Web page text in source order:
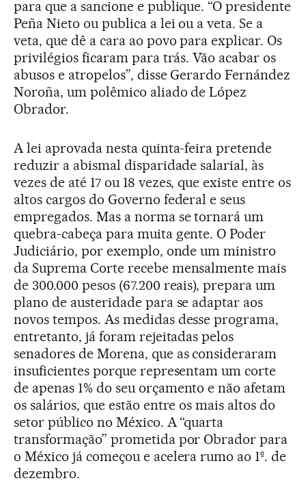
para que a sancione e publique. “O presidente
Peña Nieto ou publica a lei ou a veta. Se a
veta, que dê a cara ao povo para explicar. Os
privilégios ficaram para trás. Vão acabar os
abusos e atropelos”, disse Gerardo Fernández
Noroña, um polêmico aliado de López
Obrador.
A lei aprovada nesta quinta-feira pretende
reduzir a abismal disparidade salarial, às
vezes de até 17 ou 18 vezes, que existe entre os
altos cargos do Governo federal e seus
empregados. Mas a norma se tornará um
quebra-cabeça para muita gente. O Poder
Judiciário, por exemplo, onde um ministro
da Suprema Corte recebe mensalmente mais
de 300.000 pesos (67.200 reais), prepara um
plano de austeridade para se adaptar aos
novos tempos. As medidas desse programa,
entretanto, já foram rejeitadas pelos
senadores de Morena, que as consideraram
insuficientes porque representam um corte
de apenas 1% do seu orçamento e não afetam
os salários, que estão entre os mais altos do
setor público no México. A “quarta
transformação” prometida por Obrador para
o México já começou e acelera rumo ao 1º. de
dezembro.